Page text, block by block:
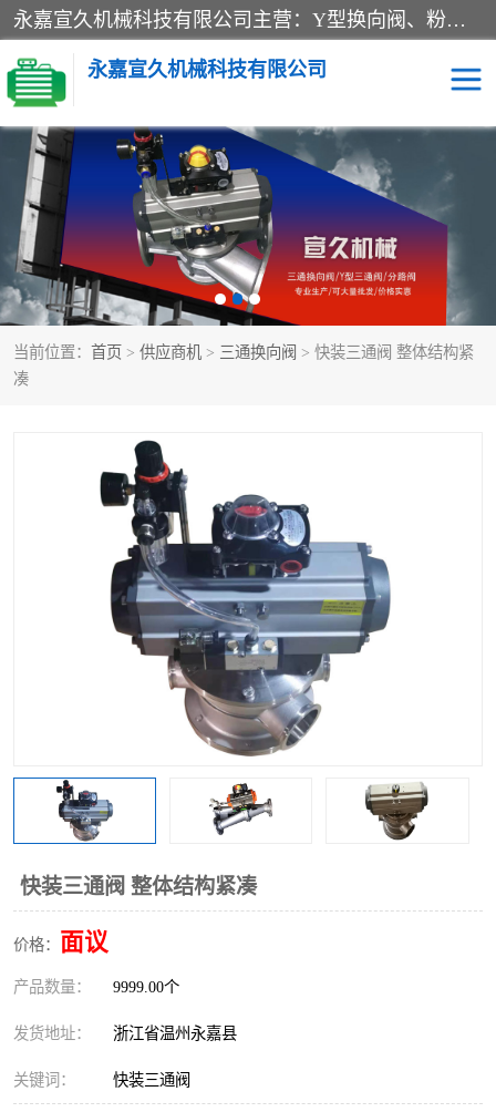
永嘉宣久机械科技有限公司主营：Y型换向阀、粉体换向阀、板式换向阀、三通换向阀、三通换向器、三通分路阀、管路换向阀等产品及服务。
永嘉宣久机械科技有限公司
当前位置： 首页 > 供应商机 > 三通换向阀 > 快装三通阀 整体结构紧
凑
快装三通阀 整体结构紧凑
价格： 面议
产品数量： 9999.00个
发货地址： 浙江省温州永嘉县
关键词： 快装三通阀
换向阀 Y型换向阀
板式换向阀 粉料换向阀
粉体换向阀 管道换向阀
管路换向阀 三通换向阀
不锈钢三通阀
Y型转向阀 翻板转向阀
粉体转向阀 Y型球阀
气动球阀
Y型分路阀
粉体分路阀
管道换向器